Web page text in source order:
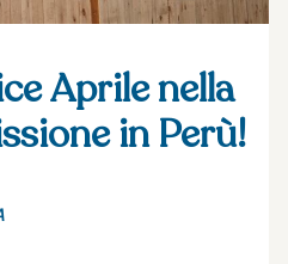
Aprile nella
in Perù!